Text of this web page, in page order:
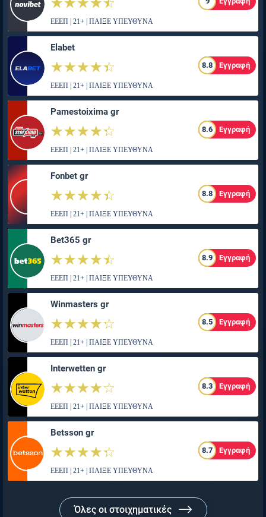
ΕΕΕΠ | 21+ | ΠΑΙΞΕ ΥΠΕΥΘΥΝΑ
Elabet
☆☆☆☆☆
★★★★★ 8.8 Εγγραφή
ΕΕΕΠ | 21+ | ΠΑΙΞΕ ΥΠΕΥΘΥΝΑ
Pamestoixima gr
☆☆☆☆☆
★★★★★ 8.6 Εγγραφή
ΕΕΕΠ | 21+ | ΠΑΙΞΕ ΥΠΕΥΘΥΝΑ
Fonbet gr
☆☆☆☆☆
★★★★★ 8.8 Εγγραφή
ΕΕΕΠ | 21+ | ΠΑΙΞΕ ΥΠΕΥΘΥΝΑ
Bet365 gr
☆☆☆☆☆
★★★★★ 8.9 Εγγραφή
ΕΕΕΠ | 21+ | ΠΑΙΞΕ ΥΠΕΥΘΥΝΑ
Winmasters gr
☆☆☆☆☆
★★★★★ 8.5 Εγγραφή
ΕΕΕΠ | 21+ | ΠΑΙΞΕ ΥΠΕΥΘΥΝΑ
Interwetten gr
☆☆☆☆☆
★★★★★ 8.3 Εγγραφή
ΕΕΕΠ | 21+ | ΠΑΙΞΕ ΥΠΕΥΘΥΝΑ
Betsson gr
☆☆☆☆☆
★★★★★ 8.7 Εγγραφή
ΕΕΕΠ | 21+ | ΠΑΙΞΕ ΥΠΕΥΘΥΝΑ
Όλες οι στοιχηματικές